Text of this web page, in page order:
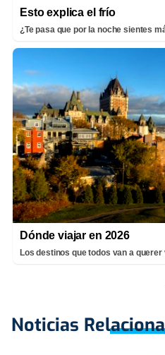
Esto explica el frío
¿Te pasa que por la noche sientes
Dónde viajar en 2026
Los destinos que todos van a
Noticias